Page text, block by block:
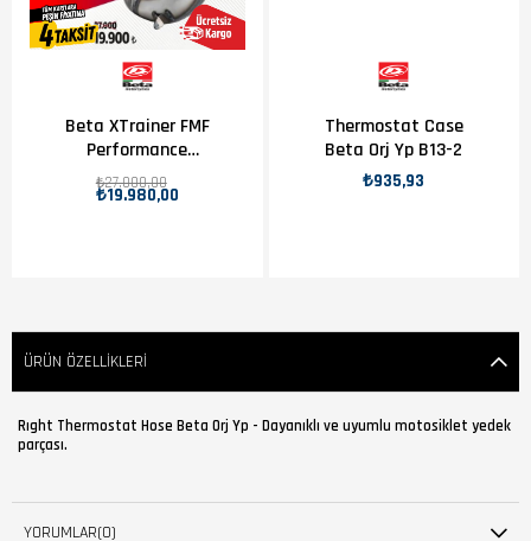
Beta XTrainer FMF
Performance
Egzoz
₺19.980,00
₺27.000,00
Thermostat Case
Beta Orj Yp B13-2
₺935,93
ÜRÜN ÖZELLIKLERI
Rıght Thermostat Hose Beta Orj Yp - Dayanıklı ve uyumlu motosiklet yedek
parçası.
YORUMLAR(0)